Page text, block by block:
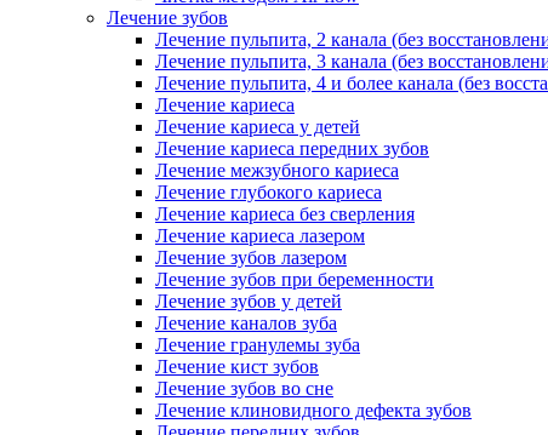
Лечение зубов
Лечение пульпита, 2 канала (без
Лечение пульпита, 3 канала (без
Лечение пульпита, 4 и более канала (без
Лечение кариеса
Лечение кариеса у детей
Лечение кариеса передних зубов
Лечение межзубного кариеса
Лечение глубокого кариеса
Лечение кариеса без сверления
Лечение кариеса лазером
Лечение зубов лазером
Лечение зубов при беременности
Лечение зубов у детей
Лечение каналов зуба
Лечение гранулемы зуба
Лечение кист зубов
Лечение зубов во сне
Лечение клиновидного дефекта зубов